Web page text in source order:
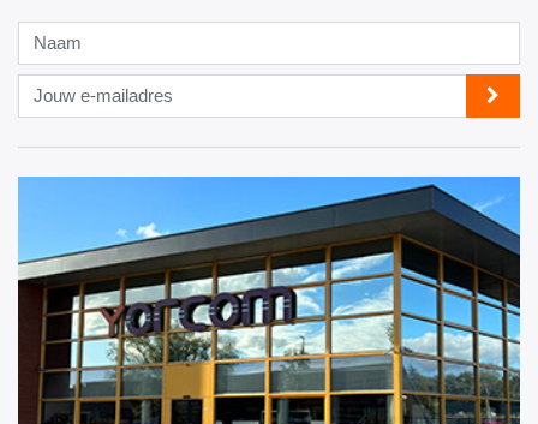
Jouw
e-
mailadres